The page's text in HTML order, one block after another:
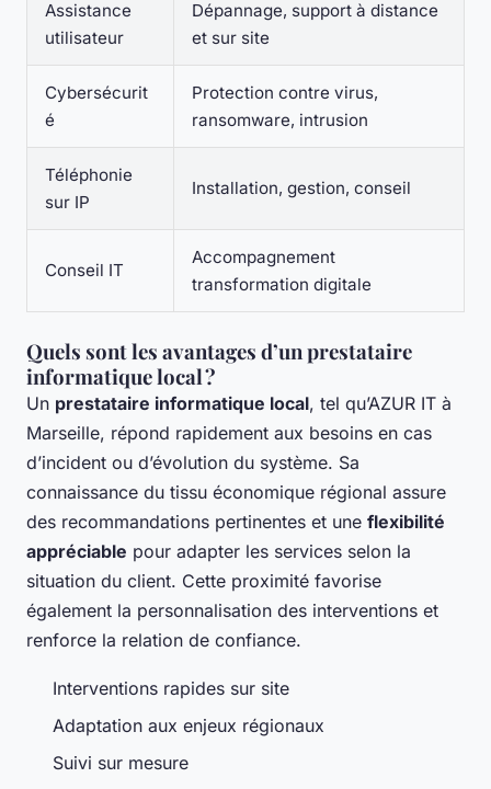
Assistance
utilisateur
Dépannage, support à distance
et sur site
Cybersécurit
é
Protection contre virus,
ransomware, intrusion
Téléphonie
sur IP
Installation, gestion, conseil
Conseil IT
Accompagnement
transformation digitale
Quels sont les avantages d’un prestataire
informatique local ?
Un prestataire informatique local, tel qu’AZUR IT à
Marseille, répond rapidement aux besoins en cas
d’incident ou d’évolution du système. Sa
connaissance du tissu économique régional assure
des recommandations pertinentes et une flexibilité
appréciable pour adapter les services selon la
situation du client. Cette proximité favorise
également la personnalisation des interventions et
renforce la relation de confiance.
Interventions rapides sur site
Adaptation aux enjeux régionaux
Suivi sur mesure